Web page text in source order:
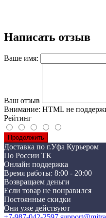
Написать отзыв
Ваше имя:
Ваш отзыв
Внимание: HTML не
Рейтинг
Продолжить
Доставка по г.Уфа Курьером
По России ТК
Онлайн поддержка
Время работы: 8:00 - 20:00
Возвращаем деньги
Если товар не понравился
Постоянные скидки
Они уже действуют